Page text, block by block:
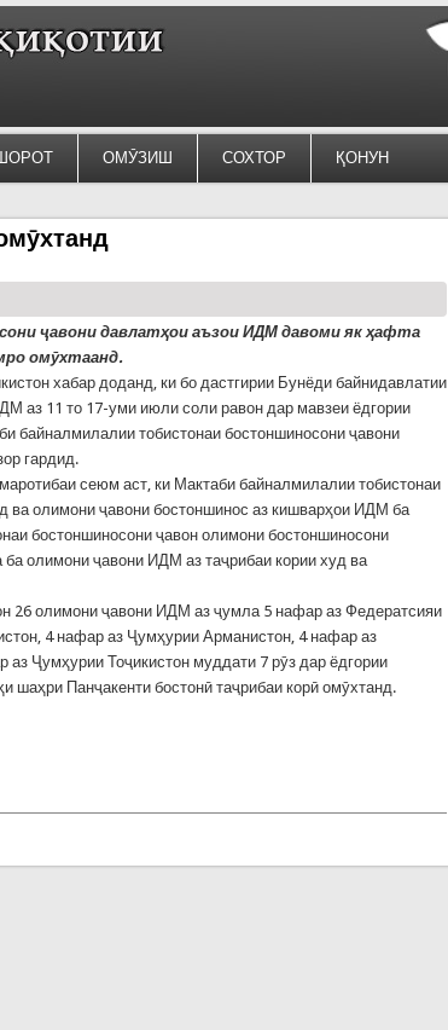
ОМӮЗИШ СОХТОР ҚОНУН
ҷавони давлатҳои аъзои ИДМ давоми якҳафта
омӯхтаанд.
хабар доданд, ки бо дастгирии Бунёди байнидавлатии
аз 11 то 17-уми июли соли равон дар мавзеи ёдгории
байналмилалии тобистонаи бостоншиносони ҷавони
гардид.
сеюм аст, ки Мактаби байналмилалии тобистонаи
ва олимони ҷавони бостоншинос аз кишварҳои ИДМ ба
бостоншиносони ҷавон олимони бостоншиносони
олимони ҷавони ИДМ аз таҷрибаи кории худ ва
26 олимони ҷавони ИДМ аз ҷумла 5 нафар аз Федератсияи
4 нафар аз Ҷумҳурии Арманистон, 4 нафар аз
Ҷумҳурии Тоҷикистон муддати 7 рӯз дар ёдгории
шаҳри Панҷакенти бостонӣ таҷрибаи корӣ омӯхтанд.